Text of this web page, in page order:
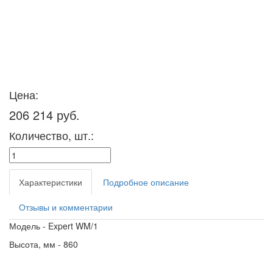
Цена:
206 214 руб.
Количество, шт.:
Характеристики Подробное описание
Отзывы и комментарии
Модель - Expert WM/1
Высота, мм - 860